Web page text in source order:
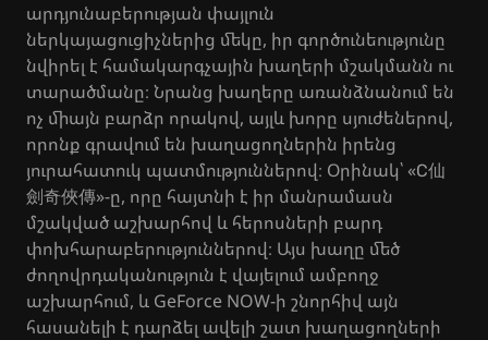
արդյունաբերության փայլուն
ներկայացուցիչներից մեկը, իր գործունեությունը
նվիրել է համակարգչային խաղերի մշակմանն ու
տարածմանը։ Նրանց խաղերը առանձնանում են
ոչ միայն բարձր որակով, այլև խորը սյուժեներով,
որոնք գրավում են խաղացողներին իրենց
յուրահատուկ պատմություններով։ Օրինակ՝ «С仙
劍奇俠傳»-ը, որը հայտնի է իր մանրամասն
մշակված աշխարհով և հերոսների բարդ
փոխհարաբերություններով։ Այս խաղը մեծ
ժողովրդականություն է վայելում ամբողջ
աշխարհում, և GeForce NOW-ի շնորհիվ այն
հասանելի է դարձել ավելի շատ խաղացողների